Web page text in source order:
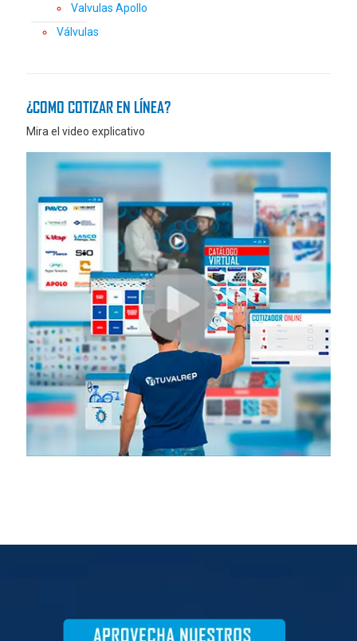
Valvulas Apollo
Válvulas
¿COMO COTIZAR EN LÍNEA?
Mira el video explicativo